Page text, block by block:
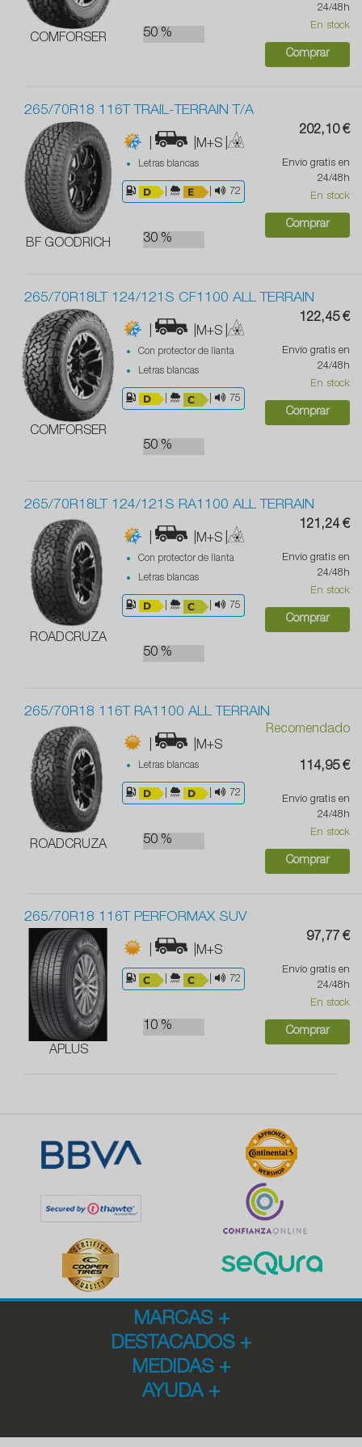
COMFORSER 50 %
24/48h
En stock
Comprar
265/70R18 116T TRAIL-TERRAIN T/A
BF GOODRICH
| |M+S |
Letras blancas
72
30 %
202,10 €
Envío gratis en
24/48h
En stock
Comprar
265/70R18LT 124/121S CF1100 ALL TERRAIN
COMFORSER
| |M+S |
Con protector de llanta
Letras blancas
75
50 %
122,45 €
Envío gratis en
24/48h
En stock
Comprar
265/70R18LT 124/121S RA1100 ALL TERRAIN
ROADCRUZA
| |M+S |
Con protector de llanta
Letras blancas
75
50 %
121,24 €
Envío gratis en
24/48h
En stock
Comprar
265/70R18 116T RA1100 ALL TERRAIN
ROADCRUZA
| |M+S
Letras blancas
72
50 %
Recomendado
114,95 €
Envío gratis en
24/48h
En stock
Comprar
265/70R18 116T PERFORMAX SUV
APLUS
| |M+S
72
10 %
97,77 €
Envío gratis en
24/48h
En stock
Comprar
MARCAS +
DESTACADOS +
MEDIDAS +
AYUDA +